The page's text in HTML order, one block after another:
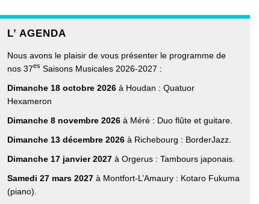
L’ AGENDA
Nous avons le plaisir de vous présenter le programme de
nos 37es Saisons Musicales 2026-2027 :
Dimanche 18 octobre 2026 à Houdan : Quatuor
Hexameron
Dimanche 8 novembre 2026 à Méré : Duo flûte et guitare.
Dimanche 13 décembre 2026 à Richebourg : BorderJazz.
Dimanche 17 janvier 2027 à Orgerus : Tambours japonais.
Samedi 27 mars 2027 à Montfort-L’Amaury : Kotaro Fukuma
(piano).